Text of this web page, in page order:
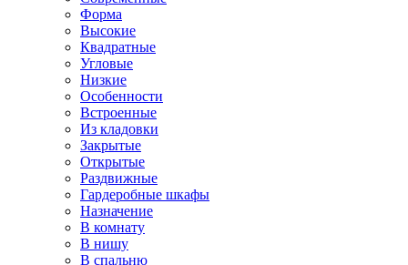
Форма
Высокие
Квадратные
Угловые
Низкие
Особенности
Встроенные
Из кладовки
Закрытые
Открытые
Раздвижные
Гардеробные шкафы
Назначение
В комнату
В нишу
В спальню